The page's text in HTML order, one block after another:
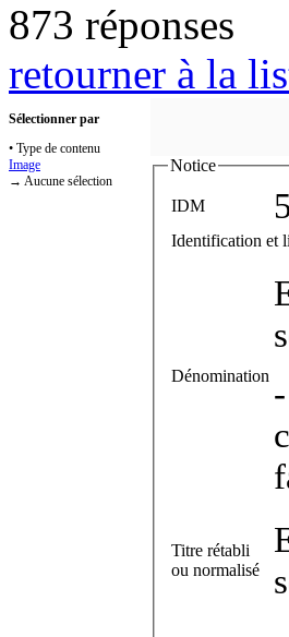
873 réponses
retourner à la
Sélectionner par
• Type de contenu
Image
→ Aucune sélection
Notice
IDM
Identification et
Dénomination -
Titre rétabli
ou normalisé